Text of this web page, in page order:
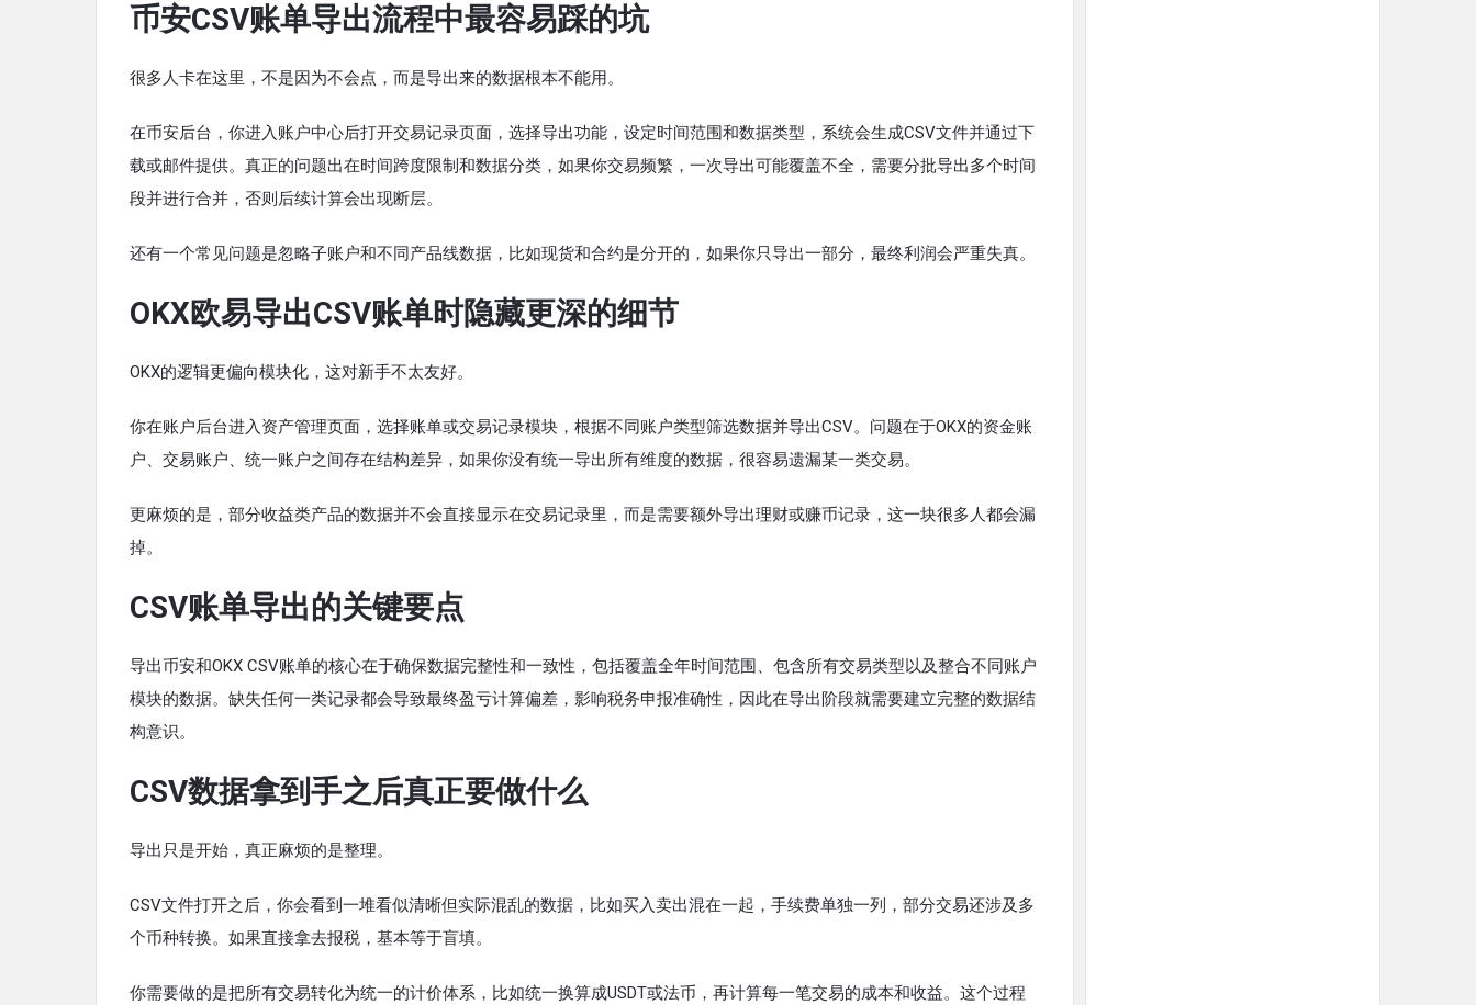
币安CSV账单导出流程中最容易踩的坑
很多人卡在这里，不是因为不会点，而是导出来的数据根本不能用。
在币安后台，你进入账户中心后打开交易记录页面，选择导出功能，设定时间范围和数据类型，系统会生成CSV文件并通过下
载或邮件提供。真正的问题出在时间跨度限制和数据分类，如果你交易频繁，一次导出可能覆盖不全，需要分批导出多个时间
段并进行合并，否则后续计算会出现断层。
还有一个常见问题是忽略子账户和不同产品线数据，比如现货和合约是分开的，如果你只导出一部分，最终利润会严重失真。
OKX欧易导出CSV账单时隐藏更深的细节
OKX的逻辑更偏向模块化，这对新手不太友好。
你在账户后台进入资产管理页面，选择账单或交易记录模块，根据不同账户类型筛选数据并导出CSV。问题在于OKX的资金账
户、交易账户、统一账户之间存在结构差异，如果你没有统一导出所有维度的数据，很容易遗漏某一类交易。
更麻烦的是，部分收益类产品的数据并不会直接显示在交易记录里，而是需要额外导出理财或赚币记录，这一块很多人都会漏
掉。
CSV账单导出的关键要点
导出币安和OKX CSV账单的核心在于确保数据完整性和一致性，包括覆盖全年时间范围、包含所有交易类型以及整合不同账户
模块的数据。缺失任何一类记录都会导致最终盈亏计算偏差，影响税务申报准确性，因此在导出阶段就需要建立完整的数据结
构意识。
CSV数据拿到手之后真正要做什么
导出只是开始，真正麻烦的是整理。
CSV文件打开之后，你会看到一堆看似清晰但实际混乱的数据，比如买入卖出混在一起，手续费单独一列，部分交易还涉及多
个币种转换。如果直接拿去报税，基本等于盲填。
你需要做的是把所有交易转化为统一的计价体系，比如统一换算成USDT或法币，再计算每一笔交易的成本和收益。这个过程